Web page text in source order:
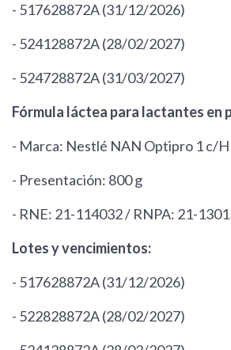
- 517628872A (31/12/2026)
- 524128872A (28/02/2027)
- 524728872A (31/03/2027)
Fórmula láctea para lactantes en
- Marca: Nestlé NAN Optipro 1 c/
- Presentación: 800 g
- RNE: 21-114032 / RNPA: 21-
Lotes y vencimientos:
- 517628872A (31/12/2026)
- 522828872A (28/02/2027)